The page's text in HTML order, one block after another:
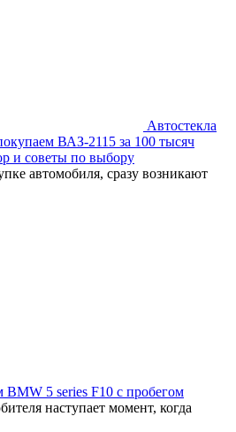
Автостекла
ВАЗ-2115 за 100 тысяч
и советы по выбору
автомобиля, сразу возникают
5 series F10 с пробегом
наступает момент, когда